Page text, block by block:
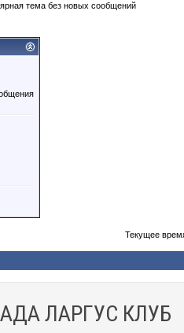
тема без новых сообщений
Текущее
ЛАРГУС КЛУБ